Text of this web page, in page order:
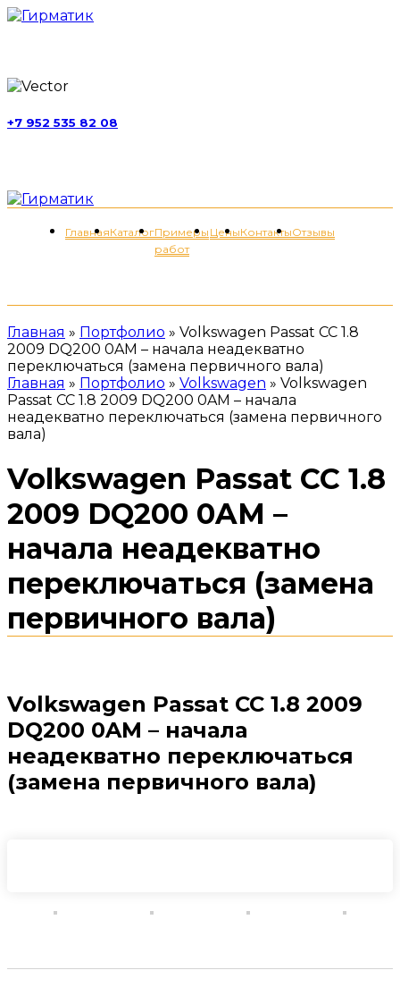
+7 952 535 82 08
ГлавнаяКаталогПримеры
работ
ЦеныКонтактыОтзывы
Главная » Портфолио » Volkswagen Passat CC 1.8
2009 DQ200 0AM – начала неадекватно
переключаться (замена первичного вала)
Главная » Портфолио » Volkswagen » Volkswagen
Passat CC 1.8 2009 DQ200 0AM – начала
неадекватно переключаться (замена первичного
вала)
Volkswagen Passat CC 1.8
2009 DQ200 0AM –
начала неадекватно
переключаться (замена
первичного вала)
Volkswagen Passat CC 1.8 2009
DQ200 0AM – начала
неадекватно переключаться
(замена первичного вала)